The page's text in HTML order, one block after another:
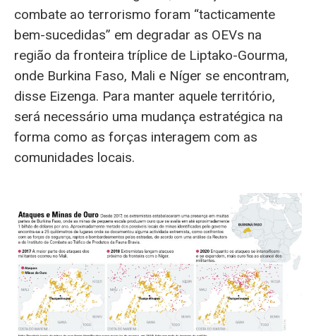
combate ao terrorismo foram “tacticamente
bem-sucedidas” em degradar as OEVs na
região da fronteira tríplice de Liptako-Gourma,
onde Burkina Faso, Mali e Níger se encontram,
disse Eizenga. Para manter aquele território,
será necessário uma mudança estratégica na
forma como as forças interagem com as
comunidades locais.